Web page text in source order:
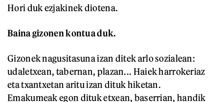
Hori duk ezjakinek diotena.
Baina gizonen kontua duk.
Gizonek nagusitasuna izan ditek arlo sozialean:
udaletxean, tabernan, plazan... Haiek harrokeriaz
eta txantxetan aritu izan dituk hiketan.
Emakumeak egon dituk etxean, baserrian, handik